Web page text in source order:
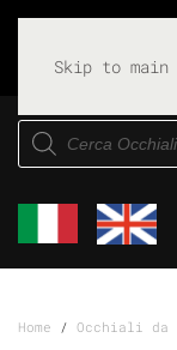
Skip to main
Products
search
Home / Occhiali da